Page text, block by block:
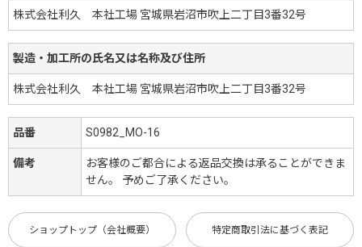
株式会社利久 本社工場 宮城県岩沼市吹上二丁目3番32号
製造・加工所の氏名又は名称及び住所
株式会社利久 本社工場 宮城県岩沼市吹上二丁目3番32号
品番 S0982_MO-16
備考
お客様のご都合による返品交換は承ることができま
せん。 予めご了承ください。
ショップトップ（会社概要） 特定商取引法に基づく表記